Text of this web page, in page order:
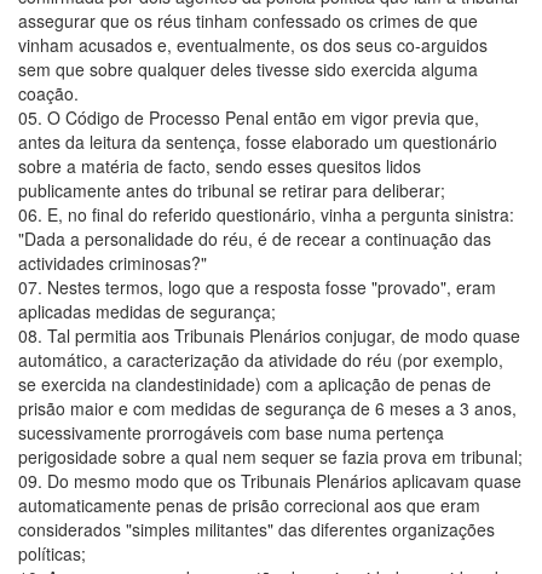
assegurar que os réus tinham confessado os crimes de que
vinham acusados e, eventualmente, os dos seus co-arguidos
sem que sobre qualquer deles tivesse sido exercida alguma
coação.
05. O Código de Processo Penal então em vigor previa que,
antes da leitura da sentença, fosse elaborado um questionário
sobre a matéria de facto, sendo esses quesitos lidos
publicamente antes do tribunal se retirar para deliberar;
06. E, no final do referido questionário, vinha a pergunta sinistra:
"Dada a personalidade do réu, é de recear a continuação das
actividades criminosas?"
07. Nestes termos, logo que a resposta fosse "provado", eram
aplicadas medidas de segurança;
08. Tal permitia aos Tribunais Plenários conjugar, de modo quase
automático, a caracterização da atividade do réu (por exemplo,
se exercida na clandestinidade) com a aplicação de penas de
prisão maior e com medidas de segurança de 6 meses a 3 anos,
sucessivamente prorrogáveis com base numa pertença
perigosidade sobre a qual nem sequer se fazia prova em tribunal;
09. Do mesmo modo que os Tribunais Plenários aplicavam quase
automaticamente penas de prisão correcional aos que eram
considerados "simples militantes" das diferentes organizações
políticas;